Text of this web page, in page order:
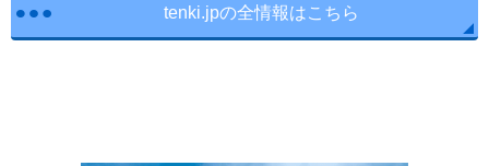
tenki.jpの全情報はこちら